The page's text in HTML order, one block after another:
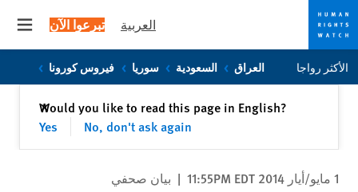
Skip
to
Skip
to
العربية تبرعوا الآن
الأكثر رواجا العراق السعودية سوريا فيروس كورونا
Would you like to read this page in English?
Yes
No, don't ask again
✕إغلاق
1 مايو/أيار 2014 11:55PM EDT | بيان صحفي